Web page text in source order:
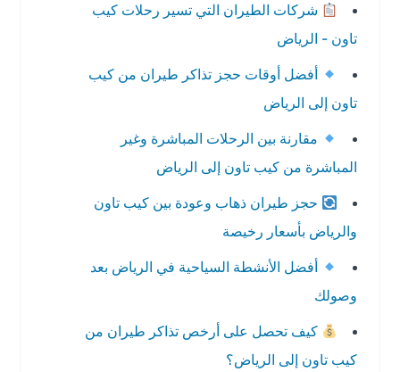
شركات الطيران التي تسير رحلات كيب
تاون - الرياض
أفضل أوقات حجز تذاكر طيران من كيب
تاون إلى الرياض
مقارنة بين الرحلات المباشرة وغير
المباشرة من كيب تاون إلى الرياض
حجز طيران ذهاب وعودة بين كيب تاون
والرياض بأسعار رخيصة
أفضل الأنشطة السياحية في الرياض بعد
وصولك
كيف تحصل على أرخص تذاكر طيران من
كيب تاون إلى الرياض؟